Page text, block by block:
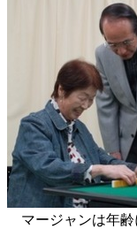
マージャンは年齢